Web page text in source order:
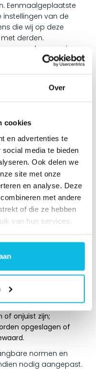
Over
cookies
en advertenties te
media te bieden
Ook delen we
site met onze
en analyse. Deze
met andere
of die ze hebben
van hun services.
Eenmaalgeplaatste
van de
die wij op deze
derden.
een andere manier
over cookies
geregistreerd.
verwijderen van
kunt u aan ons
periode vanéén
administratie
van de
aan
bent over de wijze
omgaan, danheeft
bij de Autoriteit
opgeslagen
beveiligd in
De maatregelen
toegang hebben;
of onjuist zijn;
opgeslagen of
normen en
nodig aangepast.